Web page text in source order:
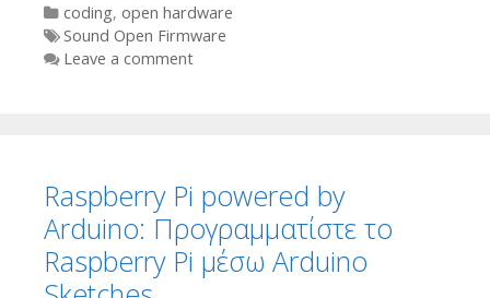
Categories
coding, open hardware
Tags
Sound Open Firmware
Leave a comment
Raspberry Pi powered by
Arduino: Προγραμματίστε το
Raspberry Pi μέσω Arduino